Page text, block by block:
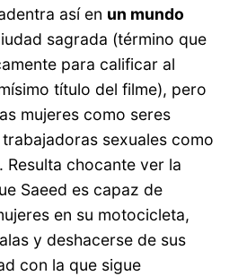
así en un mundo
sagrada (término que
para calificar al
título del filme), pero
mujeres como seres
sexuales como
Resulta chocante ver la
Saeed es capaz de
en su motocicleta,
y deshacerse de sus
con la que sigue